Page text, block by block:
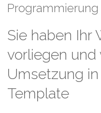
Sie haben Ihr
vorliegen
Umsetzung
Template